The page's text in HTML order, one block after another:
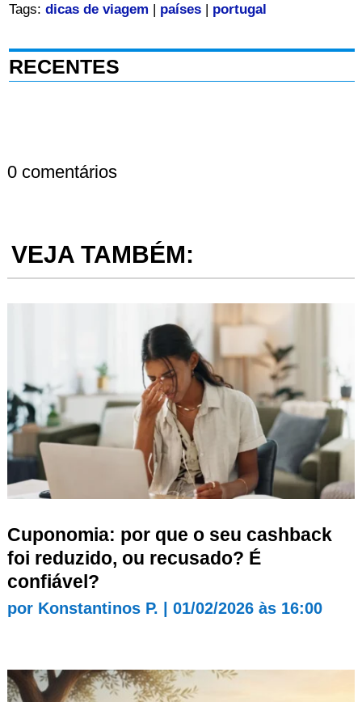
Tags: dicas de viagem países| portugal
RECENTES
0 comentários
VEJA TAMBÉM:
Cuponomia: por que o seu cashback
foi reduzido, ou recusado? É
confiável?
por Konstantinos P. 01/02/2026 às 16:00